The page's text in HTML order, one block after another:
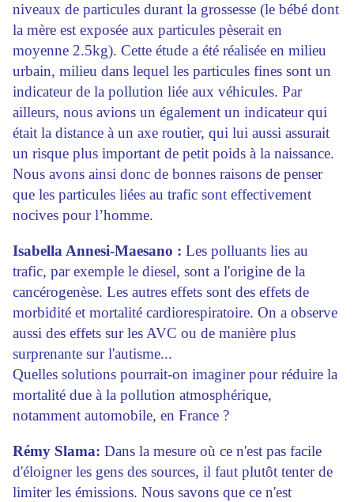
niveaux de particules durant la grossesse (le bébé dont
la mère est exposée aux particules pèserait en
moyenne 2.5kg). Cette étude a été réalisée en milieu
urbain, milieu dans lequel les particules fines sont un
indicateur de la pollution liée aux véhicules. Par
ailleurs, nous avions un également un indicateur qui
était la distance à un axe routier, qui lui aussi assurait
un risque plus important de petit poids à la naissance.
Nous avons ainsi donc de bonnes raisons de penser
que les particules liées au trafic sont effectivement
nocives pour l’homme.
Isabella Annesi-Maesano : Les polluants lies au
trafic, par exemple le diesel, sont a l'origine de la
cancérogenèse. Les autres effets sont des effets de
morbidité et mortalité cardiorespiratoire. On a observe
aussi des effets sur les AVC ou de manière plus
surprenante sur l'autisme...
Quelles solutions pourrait-on imaginer pour réduire la
mortalité due à la pollution atmosphérique,
notamment automobile, en France ?
Rémy Slama: Dans la mesure où ce n'est pas facile
d'éloigner les gens des sources, il faut plutôt tenter de
limiter les émissions. Nous savons que ce n'est